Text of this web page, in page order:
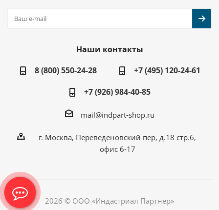
Наши контакты
8 (800) 550-24-28
+7 (495) 120-24-61
+7 (926) 984-40-85
mail@indpart-shop.ru
г. Москва, Переведеновский пер, д.18 стр.6,
офис 6-17
2026 © ООО «Индастриал Партнер»